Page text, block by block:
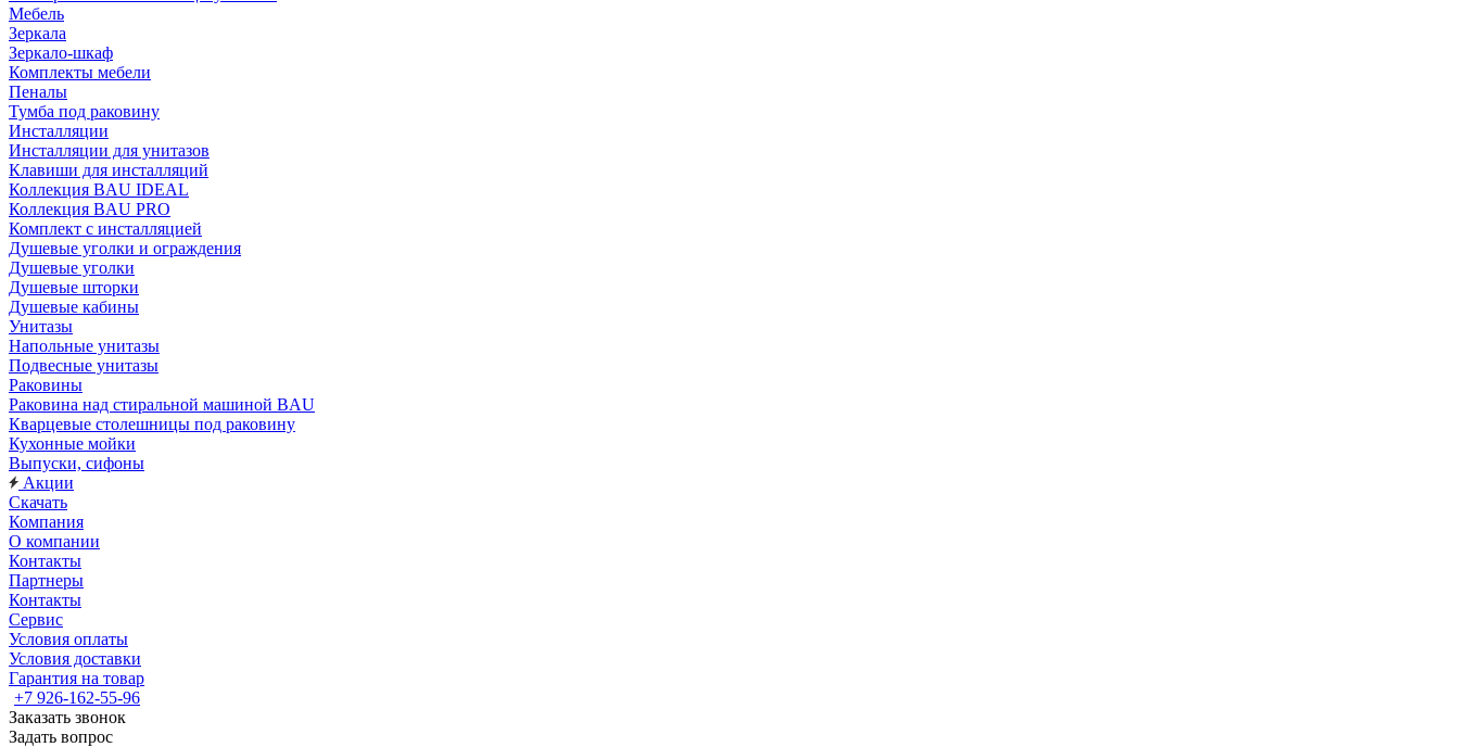
Мебель
Зеркала
Зеркало-шкаф
Комплекты мебели
Пеналы
Тумба под раковину
Инсталляции
Инсталляции для унитазов
Клавиши для инсталляций
Коллекция BAU IDEAL
Коллекция BAU PRO
Комплект с инсталляцией
Душевые уголки и ограждения
Душевые уголки
Душевые шторки
Душевые кабины
Унитазы
Напольные унитазы
Подвесные унитазы
Раковины
Раковина над стиральной машиной BAU
Кварцевые столешницы под раковину
Кухонные мойки
Выпуски, сифоны
Акции
Скачать
Компания
О компании
Контакты
Партнеры
Контакты
Сервис
Условия оплаты
Условия доставки
Гарантия на товар
+7 926-162-55-96
Заказать звонок
Задать вопрос